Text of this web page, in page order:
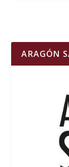
ARAGÓN